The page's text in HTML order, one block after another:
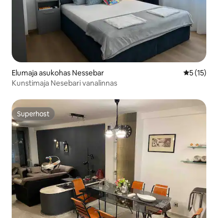
Elumaja asukohas Nessebar
5 (15)
Kunstimaja Nesebari vanalinnas
Superhost
Superhost